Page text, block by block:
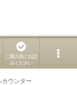
ご購入前にお読
みください
カウンター